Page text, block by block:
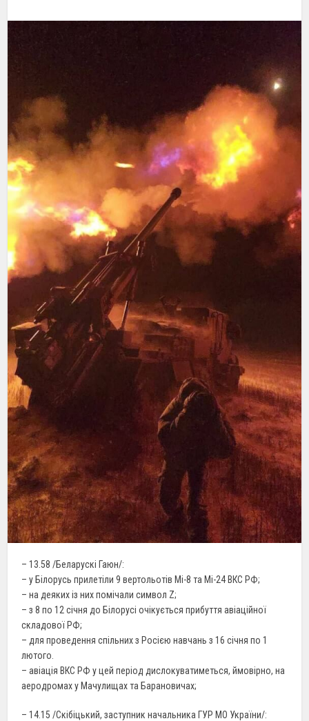
– 13.58 /Беларускі Гаюн/:
– у Білорусь прилетіли 9 вертольотів Мі-8 та Мі-24 ВКС РФ;
– на деяких із них помічали символ Z;
– з 8 по 12 січня до Білорусі очікується прибуття авіаційної
складової РФ;
– для проведення спільних з Росією навчань з 16 січня по 1
лютого.
– авіація ВКС РФ у цей період дислокуватиметься, ймовірно, на
аеродромах у Мачулищах та Барановичах;
– 14.15 /Скібіцький, заступник начальника ГУР МО України/: